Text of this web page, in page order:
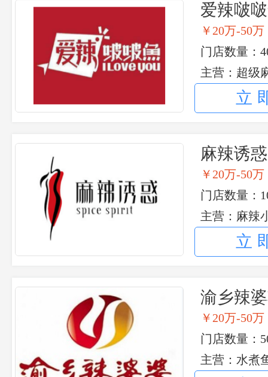
爱辣啵
￥20万-50万
门店数量：
主营：超级
茄啵啵鱼
学院啵啵鱼
立
麻辣诱惑
￥20万-50万
门店数量：
主营：麻辣
立
渝乡辣
￥20万-50万
门店数量：
主营：水煮